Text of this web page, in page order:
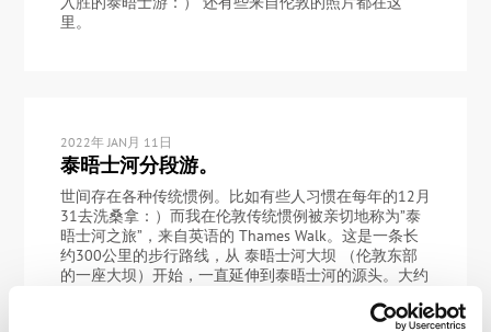
里。
2022年 JAN月 11日
泰晤士河分段游。
世间存在各种传统惯例。比如有些人习惯在每年的12月
31去洗桑拿：）而我在伦敦传统惯例被亲切地称为”泰
晤士河之旅”，来自英语的 Thames Walk。这是一条长
约300公里的步行路线，从 泰晤士河大坝 （伦敦东部
的一座大坝）开始，一直延伸到泰晤士河的源头。大约
这一部分！终点位于距距离伦敦环路（AKA M25）1公